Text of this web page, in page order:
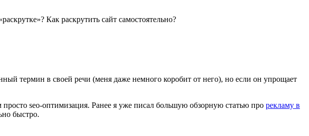
Как раскрутить сайт самостоятельно?
термин в своей речи (меня даже немного коробит от него), но если он упрощает
seo-оптимизация. Ранее я уже писал большую обзорную статью про рекламу в
быстро.